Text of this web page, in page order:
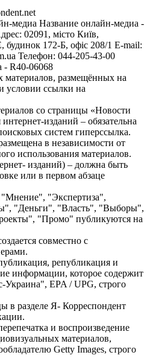
медиа Название онлайн-медиа -
02091, місто Київ,
172-Б, офіс 208/1 E-mail:
Телефон: 044-205-43-00
- R40-06068
размещённых на
условии ссылки на
со страницы «Новости
изданий – обязательна
систем гиперссылка.
в независимости от
использования материалов.
изданий) – должна быть
или в первом абзаце
"Экспертиза",
"Деньги", "Власть", "Выборы",
"Промо" публикуются на
совместно с
републикация и
информации, которое содержит
Украина", EPA / UPG, строго
в разделе Я- Корреспондент
и воспроизведение
материалов,
Getty Images, строго